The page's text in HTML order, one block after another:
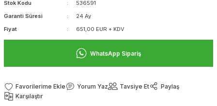
Stok Kodu
536591
Garanti Süresi
24 Ay
Fiyat
651,00 EUR + KDV
WhatsApp Sipariş
Yorum Yaz Tavsiye Et
Paylaş
Karşılaştır